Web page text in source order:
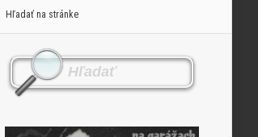
Hľadať na stránke